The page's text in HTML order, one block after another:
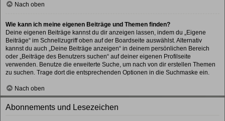
Nach oben
Wie kann ich meine eigenen Beiträge und Themen finden?
Deine eigenen Beiträge kannst du dir anzeigen lassen, indem du „Eigene
Beiträge“ im Schnellzugriff oben auf der Boardseite auswählst. Alternativ
kannst du auch „Deine Beiträge anzeigen“ in deinem persönlichen Bereich
oder „Beiträge des Benutzers suchen“ auf deiner eigenen Profilseite
verwenden. Benutze die erweiterte Suche, um nach von dir erstellen Themen
zu suchen. Trage dort die entsprechenden Optionen in die Suchmaske ein.
Nach oben
Abonnements und Lesezeichen